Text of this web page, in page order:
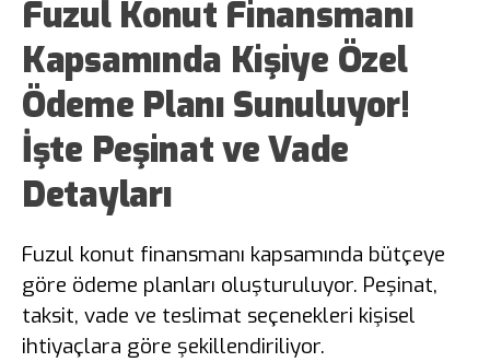
Fuzul Konut Finansmanı
Kapsamında Kişiye Özel
Ödeme Planı Sunuluyor!
İşte Peşinat ve Vade
Detayları
Fuzul konut finansmanı kapsamında bütçeye
göre ödeme planları oluşturuluyor. Peşinat,
taksit, vade ve teslimat seçenekleri kişisel
ihtiyaçlara göre şekillendiriliyor.